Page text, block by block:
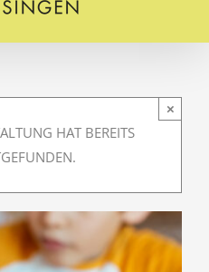
HAT BEREITS
×